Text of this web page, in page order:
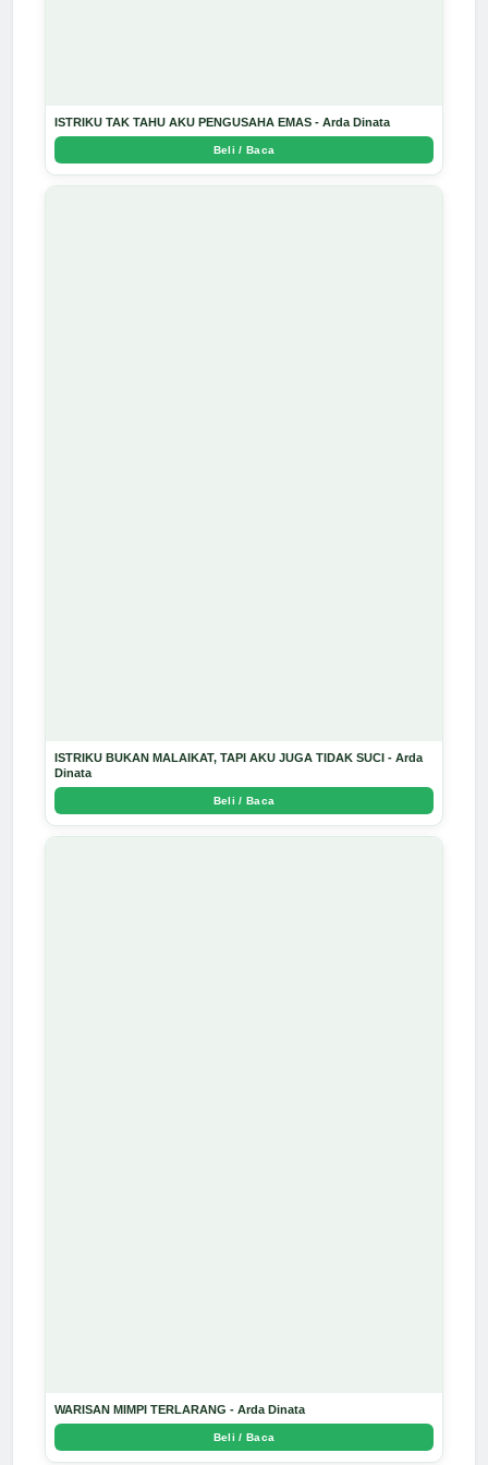
ISTRIKU TAK TAHU AKU PENGUSAHA EMAS - Arda Dinata
Beli / Baca
ISTRIKU BUKAN MALAIKAT, TAPI AKU JUGA TIDAK SUCI - Arda
Dinata
Beli / Baca
WARISAN MIMPI TERLARANG - Arda Dinata
Beli / Baca